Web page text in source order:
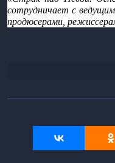
сотрудничает с
продюсерами,